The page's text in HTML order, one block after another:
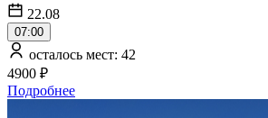
22.08
07:00
осталось мест: 42
4900 ₽
Подробнее